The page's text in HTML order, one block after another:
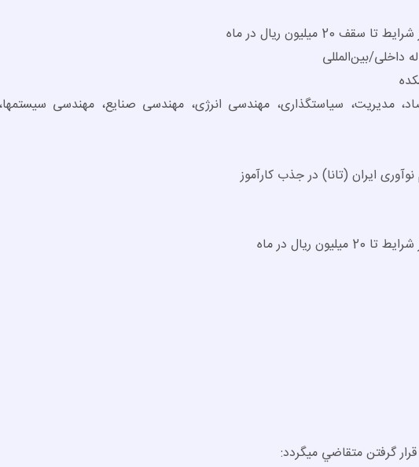
میلیون ریال در ماه
داخلی/بین‌المللی
مدیریت، سیاستگذاری، مهندسی انرژی، مهندسی صنایع، مهندسی
ایران (تانا) در جذب کارآموز
ریال در ماه
گرفتن متقاضي مي­گردد: